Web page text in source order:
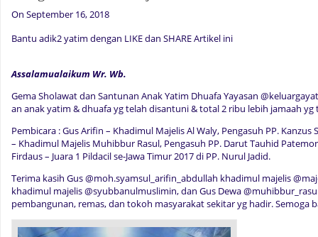
On September 16, 2018
Bantu adik2 yatim dengan LIKE dan SHARE Artikel ini
Assalamualaikum Wr. Wb.
Gema Sholawat dan Santunan Anak Yatim Dhuafa Yayasan
an anak yatim & dhuafa yg telah disantuni & total 2 ribu lebih jamaah yg
Pembicara : Gus Arifin – Khadimul Majelis Al Waly, Pengasuh PP.
– Khadimul Majelis Muhibbur Rasul, Pengasuh PP. Darut Tauhid
Firdaus – Juara 1 Pildacil se-Jawa Timur 2017 di PP. Nurul Jadid.
Terima kasih Gus @moh.syamsul_arifin_abdullah khadimul majelis
khadimul majelis @syubbanulmuslimin, dan Gus Dewa
pembangunan, remas, dan tokoh masyarakat sekitar yg hadir. Semoga